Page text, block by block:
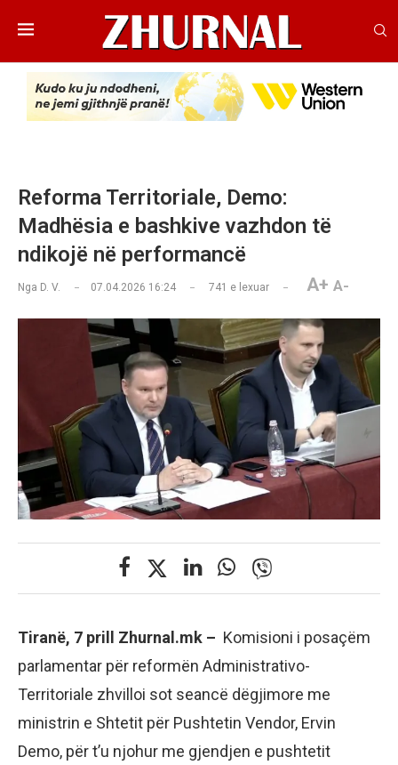
Reforma Territoriale, Demo:
Madhësia e bashkive vazhdon të
ndikojë në performancë
Nga D. V. 07.04.2026 16:24 741 e lexuar A+ A-
Tiranë, 7 prill Zhurnal.mk – Komisioni i posaçëm
parlamentar për reformën Administrativo-
Territoriale zhvilloi sot seancë dëgjimore me
ministrin e Shtetit për Pushtetin Vendor, Ervin
Demo, për t’u njohur me gjendjen e pushtetit